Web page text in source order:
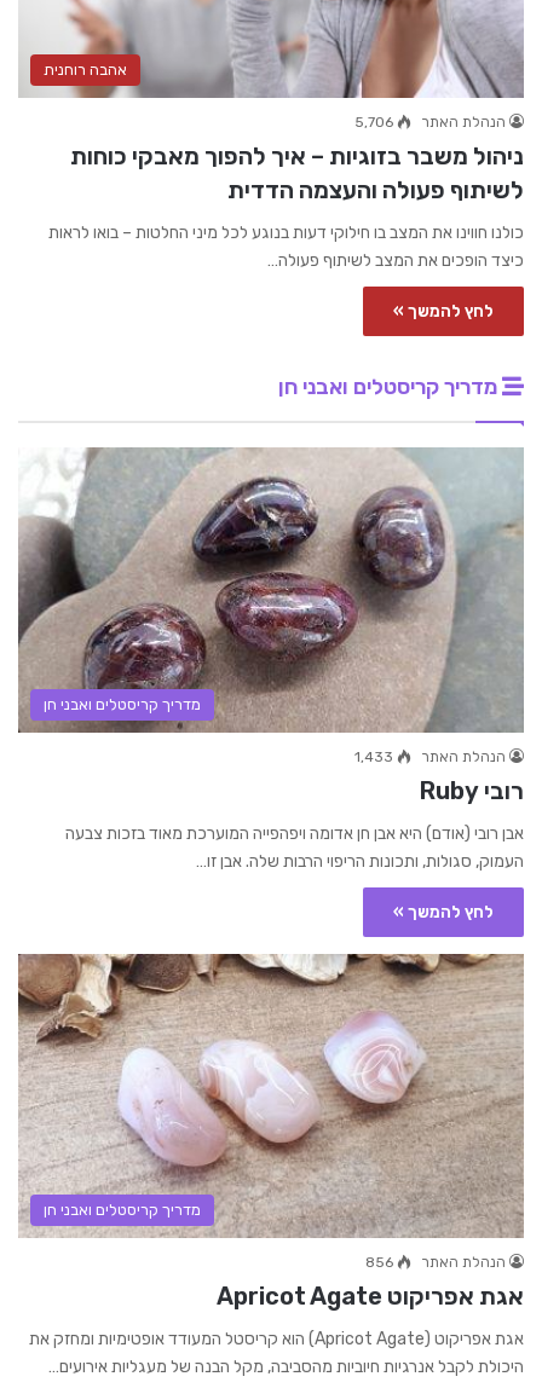
אהבה רוחנית
הנהלת האתר 5,706
ניהול משבר בזוגיות – איך להפוך מאבקי כוחות
לשיתוף פעולה והעצמה הדדית
כולנו חווינו את המצב בו חילוקי דעות בנוגע לכל מיני החלטות – בואו לראות
כיצד הופכים את המצב לשיתוף פעולה…
לחץ להמשך »
מדריך קריסטלים ואבני חן
מדריך קריסטלים ואבני חן
הנהלת האתר 1,433
רובי Ruby
אבן רובי (אודם) היא אבן חן אדומה ויפהפייה המוערכת מאוד בזכות צבעה
העמוק, סגולות, ותכונות הריפוי הרבות שלה. אבן זו…
לחץ להמשך »
מדריך קריסטלים ואבני חן
הנהלת האתר 856
אגת אפריקוט Apricot Agate
אגת אפריקוט (Apricot Agate) הוא קריסטל המעודד אופטימיות ומחזק את
היכולת לקבל אנרגיות חיוביות מהסביבה, מקל הבנה של מעגליות אירועים…